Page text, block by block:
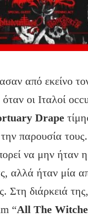
από εκείνο
οι Ιταλοί
Drape
παρουσία
να μην ήταν
αλλά ήταν μία
Στη διάρκειά
“All The